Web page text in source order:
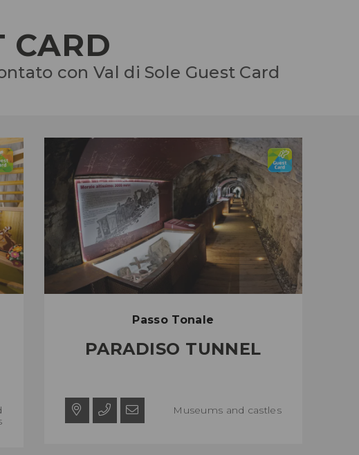
CARD
con Val di Sole Guest Card
Passo Tonale
PARADISO TUNNEL
Museums and castles